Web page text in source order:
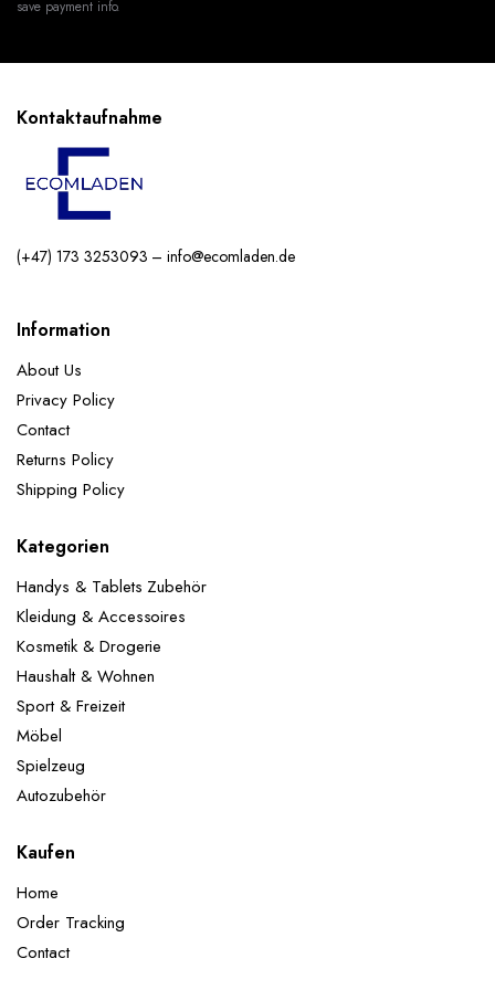
save payment info.
Kontaktaufnahme
(+47) 173 3253093 – info@ecomladen.de
Information
About Us
Privacy Policy
Contact
Returns Policy
Shipping Policy
Kategorien
Handys & Tablets Zubehör
Kleidung & Accessoires
Kosmetik & Drogerie
Haushalt & Wohnen
Sport & Freizeit
Möbel
Spielzeug
Autozubehör
Kaufen
Home
Order Tracking
Contact